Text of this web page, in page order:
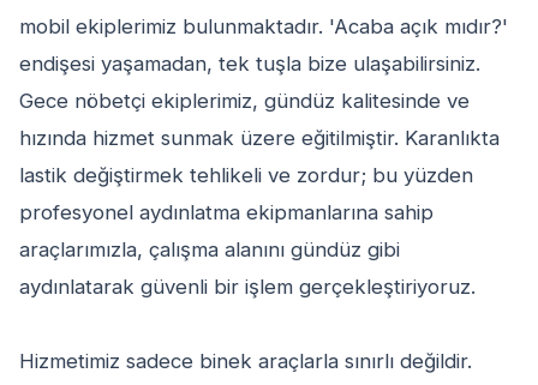
mobil ekiplerimiz bulunmaktadır. 'Acaba açık mıdır?'
endişesi yaşamadan, tek tuşla bize ulaşabilirsiniz.
Gece nöbetçi ekiplerimiz, gündüz kalitesinde ve
hızında hizmet sunmak üzere eğitilmiştir. Karanlıkta
lastik değiştirmek tehlikeli ve zordur; bu yüzden
profesyonel aydınlatma ekipmanlarına sahip
araçlarımızla, çalışma alanını gündüz gibi
aydınlatarak güvenli bir işlem gerçekleştiriyoruz.
Hizmetimiz sadece binek araçlarla sınırlı değildir.